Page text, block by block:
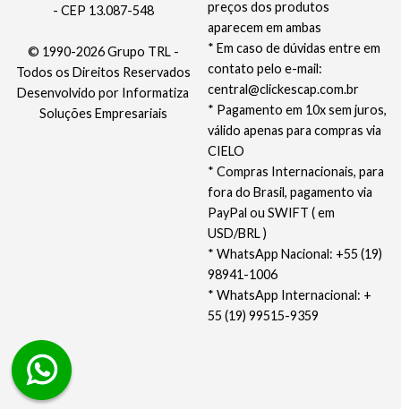
preços dos produtos
aparecem em ambas
* Em caso de dúvidas entre em
contato pelo e-mail:
central@clickescap.com.br
* Pagamento em 10x sem juros,
válido apenas para compras via
CIELO
* Compras Internacionais, para
fora do Brasil, pagamento via
PayPal ou SWIFT ( em
USD/BRL )
* WhatsApp Nacional: +55 (19)
98941-1006
* WhatsApp Internacional: +
55 (19) 99515-9359
- CEP 13.087-548
© 1990-2026 Grupo TRL -
Todos os Direitos Reservados
Desenvolvido por Informatiza
Soluções Empresariais